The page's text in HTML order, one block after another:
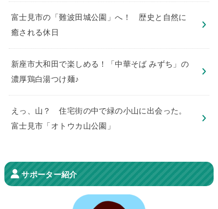
​富士見市の「難波田城公園」へ！ 歴史と自然に
癒される休日
新座市大和田で楽しめる！「中華そば みずち」の
濃厚鶏白湯つけ麺♪
えっ、山？ 住宅街の中で緑の小山に出会った。
富士見市「オトウカ山公園」
サポーター紹介